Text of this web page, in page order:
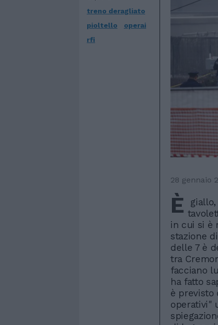
treno deragliato
pioltello
operai
rfi
28 gennaio
È
in cui si è
stazione
delle 7 è
tra
facciano
ha fatto
è previsto
operativi"